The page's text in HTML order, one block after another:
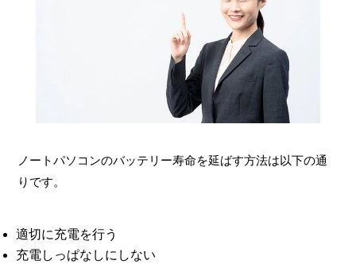
ノートパソコンのバッテリー寿命を延ばす方法は以下の通
りです。
適切に充電を行う
充電しっぱなしにしない